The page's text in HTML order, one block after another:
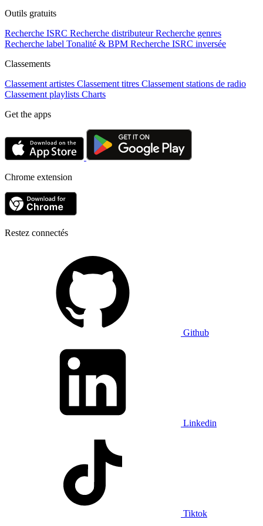
Outils gratuits
Recherche ISRC Recherche distributeur Recherche genres
Recherche label Tonalité & BPM Recherche ISRC inversée
Classements
Classement artistes Classement titres Classement stations de radio
Classement playlists Charts
Get the apps
Chrome extension
Restez connectés
Github
Linkedin
Tiktok